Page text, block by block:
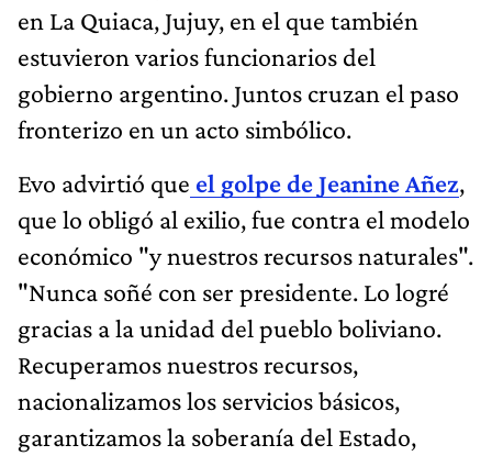
en La Quiaca, Jujuy, en el que también
estuvieron varios funcionarios del
gobierno argentino. Juntos cruzan el paso
fronterizo en un acto simbólico.
Evo advirtió que el golpe de Jeanine Añez,
que lo obligó al exilio, fue contra el modelo
económico "y nuestros recursos naturales".
"Nunca soñé con ser presidente. Lo logré
gracias a la unidad del pueblo boliviano.
Recuperamos nuestros recursos,
nacionalizamos los servicios básicos,
garantizamos la soberanía del Estado,